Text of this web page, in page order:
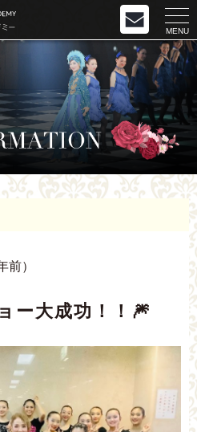
前）
ー大成功！！🎆
MENU